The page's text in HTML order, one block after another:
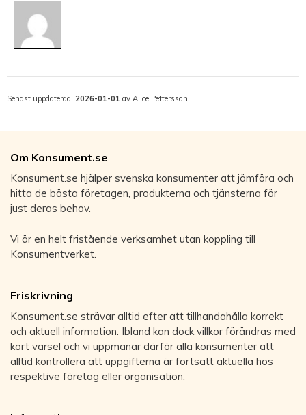
Senast uppdaterad: 2026-01-01 av Alice Pettersson
Om Konsument.se
Konsument.se hjälper svenska konsumenter att jämföra och
hitta de bästa företagen, produkterna och tjänsterna för
just deras behov.
Vi är en helt fristående verksamhet utan koppling till
Konsumentverket.
Friskrivning
Konsument.se strävar alltid efter att tillhandahålla korrekt
och aktuell information. Ibland kan dock villkor förändras med
kort varsel och vi uppmanar därför alla konsumenter att
alltid kontrollera att uppgifterna är fortsatt aktuella hos
respektive företag eller organisation.